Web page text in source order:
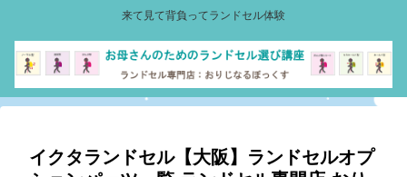
来て見て背負ってランドセル体験
イクタランドセル【大阪】ランドセルオプ